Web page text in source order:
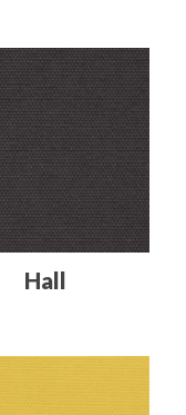
Hall